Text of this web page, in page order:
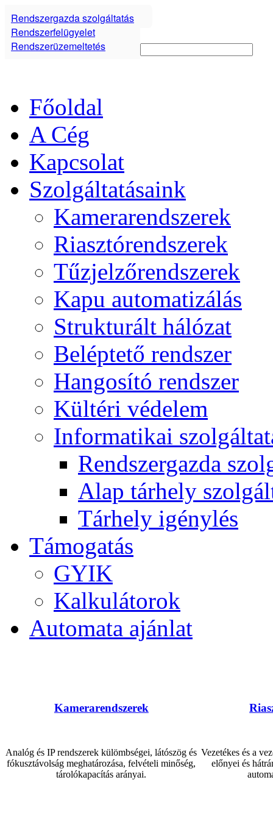
Rendszergazda szolgáltatás
Rendszerfelügyelet
Rendszerüzemeltetés
Főoldal
A Cég
Kapcsolat
Szolgáltatásaink
Kamerarendszerek
Riasztórendszerek
Tűzjelzőrendszerek
Kapu automatizálás
Strukturált hálózat
Beléptető rendszer
Hangosító rendszer
Kültéri védelem
Informatikai
Rendszergazda
Alap tárhely
Tárhely igénylés
Támogatás
GYIK
Kalkulátorok
Automata ajánlat
Kamerarendszerek
Analóg és IP rendszerek külömbségei, látószög és
fókusztávolság meghatározása, felvételi minőség,
tárolókapacítás arányai.
Vezetékes és a
előnyei és